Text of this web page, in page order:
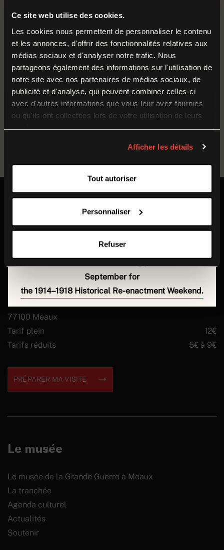
Ce site web utilise des cookies.
Les cookies nous permettent de personnaliser le contenu
et les annonces, d'offrir des fonctionnalités relatives aux
médias sociaux et d'analyser notre trafic. Nous
partageons également des informations sur l'utilisation de
notre site avec nos partenaires de médias sociaux, de
publicité et d'analyse, qui peuvent combiner celles-ci
avec d'autres informations que vous leur avez fournies
ou qu'ils ont collectées lors de votre utilisation de leurs
services.
Afficher les détails
Tout autoriser
Personnaliser
Refuser
Durant cette période, nos équipes préparent la
rentrée et poursuivent leurs missions autour des
collections et du musée.
Nous vous donnons rendez-vous dès lesamedi 5
septembrepour la réouverture à l’occasion du
Week-end de Reconstitution historique 1914-1918
Temporary Closure
The museum of the Great War is closed to the
17 August to 4 September 2026
(inclusive).
During this time, our teams are working behind the
scenes on the museum’s collections and preparing
September for
the 1914–1918 Historical Re-enactment Weekend.
Réservé pour les classes de CM1 // CM2 // Collège //
Lycée
Transport non compris : le circuit se fait via le car de
l’école scolaire réservé pour le déplacement jusqu’au
musée.
Le car doit être équipé d’un micro
Informations pratiques
Fermé le mardi
Fermeture annuelle : 17 août au 4 septembre 2026
77100 Meaux
Tarif plein
12€
Tarifs réduits
5€ à 9€
PRÉPARER MA VISITE
Le musée
Le musée de la Grande Guerre à Meaux
La tranchée
Agenda culturel
Actualités
Soutenir